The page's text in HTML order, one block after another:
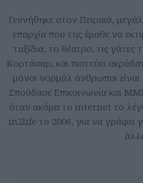
Γεννήθηκε στον Πειραιά,
επαρχία που της έμαθε να
ταξίδια, το θέατρο, τις γάτες
Κορτάσαρ, και πιστεύει
μόνοι νορμάλ άνθρωποι είναι
Σπούδασε Επικοινωνία και
όταν ακόμα το internet το
in2life το 2006, για να γράφει